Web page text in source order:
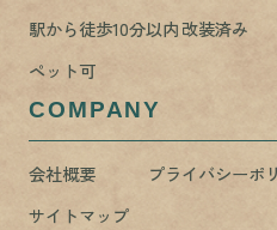
駅から徒歩10分以内改装済み
ペット可
COMPANY
会社概要 プライバシーポ
サイトマップ